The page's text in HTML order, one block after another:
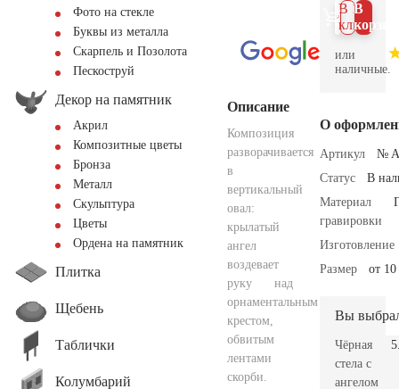
Фото на стекле
Буквы из металла
Скарпель и Позолота
Пескоструй
Декор на памятник
Акрил
Композитные цветы
Бронза
Металл
Скульптура
Цветы
Ордена на памятник
Плитка
Щебень
Таблички
Колумбарий
Описание
Композиция
разворачивается
в
вертикальный
овал:
крылатый
ангел
воздевает
руку над
орнаментальным
крестом,
обвитым
лентами
скорби.
В
В 1
клик
или
наличные.
О
Артикул
№
Статус
В
Материал
гравировки
Изготовление
Размер
от
Вы
Чёрная
стела с
ангелом